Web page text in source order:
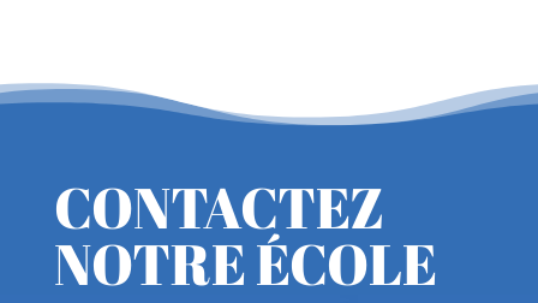
CONTACTEZ
NOTRE ÉCOLE